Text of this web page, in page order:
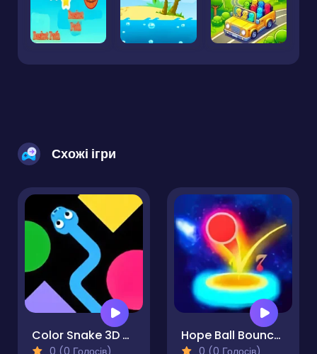
Схожі ігри
Color Snake 3D Online Hope Ball Bouncy Ball